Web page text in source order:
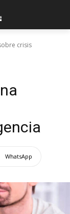
crisis
WhatsApp